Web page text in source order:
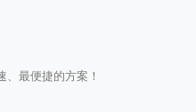
最便捷的方案！